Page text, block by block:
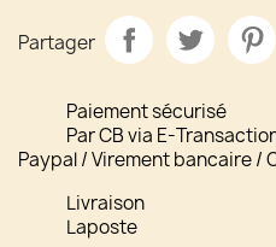
Partager
Paiement sécurisé
Par CB via E-
Paypal / Virement bancaire /
Livraison
Laposte